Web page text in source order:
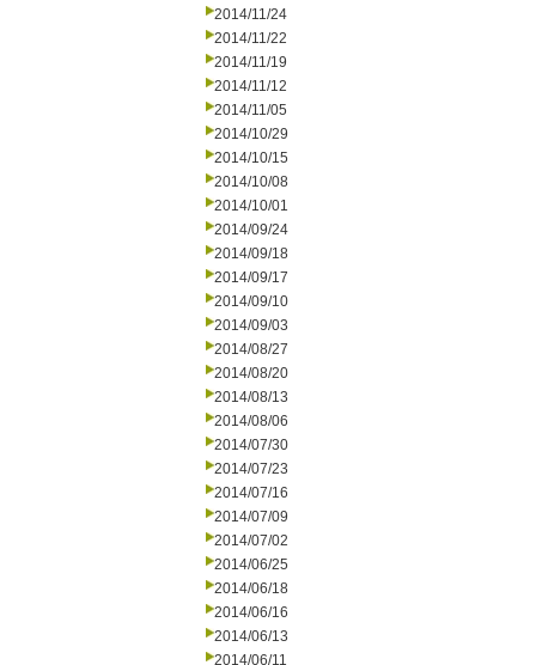
2014/11/24
2014/11/22
2014/11/19
2014/11/12
2014/11/05
2014/10/29
2014/10/15
2014/10/08
2014/10/01
2014/09/24
2014/09/18
2014/09/17
2014/09/10
2014/09/03
2014/08/27
2014/08/20
2014/08/13
2014/08/06
2014/07/30
2014/07/23
2014/07/16
2014/07/09
2014/07/02
2014/06/25
2014/06/18
2014/06/16
2014/06/13
2014/06/11